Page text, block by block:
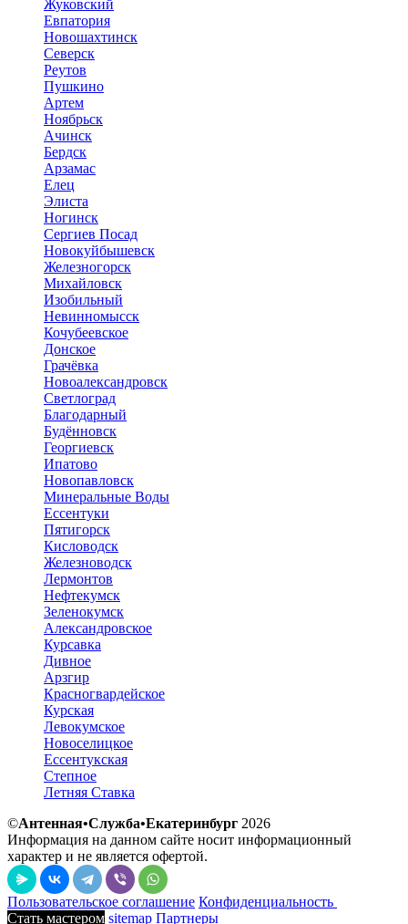
Жуковский
Евпатория
Новошахтинск
Северск
Реутов
Пушкино
Артем
Ноябрьск
Ачинск
Бердск
Арзамас
Елец
Элиста
Ногинск
Сергиев Посад
Новокуйбышевск
Железногорск
Михайловск
Изобильный
Невинномысск
Кочубеевское
Донское
Грачёвка
Новоалександровск
Светлоград
Благодарный
Будённовск
Георгиевск
Ипатово
Новопавловск
Минеральные Воды
Ессентуки
Пятигорск
Кисловодск
Железноводск
Лермонтов
Нефтекумск
Зеленокумск
Александровское
Курсавка
Дивное
Арзгир
Красногвардейское
Курская
Левокумское
Новоселицкое
Ессентукская
Степное
Летняя Ставка
©Антенная•Служба•Екатеринбург 2026
Информация на данном сайте носит информационный
характер и не является офертой.
Пользовательское соглашение Конфиденциальность
Стать мастером sitemap Партнеры